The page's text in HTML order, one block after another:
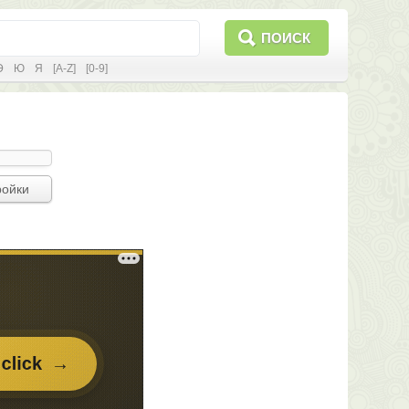
ПОИСК
Ю Я [A-Z] [0-9]